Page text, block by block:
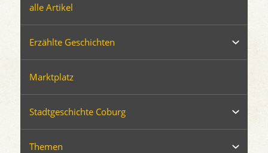
alle Artikel
Erzählte Geschichten
Marktplatz
Stadtgeschichte Coburg
Themen